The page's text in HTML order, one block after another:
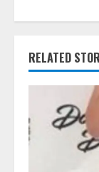
R
a
RELATED